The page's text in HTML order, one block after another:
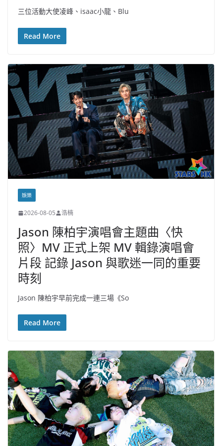
三位活動大使凌峰、isaac小龍、Blu
Read More
娛樂
2026-08-05 浩楠
Jason 陳柏宇演唱會主題曲〈快
照〉MV 正式上架 MV 輯錄演唱會
片段 記錄 Jason 與歌迷一同的重要
時刻
Jason 陳柏宇早前完成一連三場《So
Read More